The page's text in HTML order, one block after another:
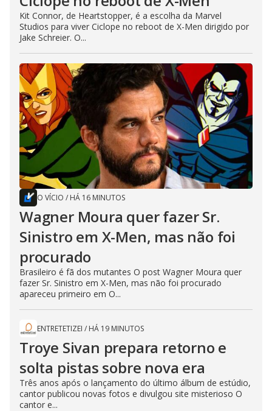
Kit Connor, de Heartstopper, é a escolha da Marvel
Studios para viver Ciclope no reboot de X-Men dirigido por
Jake Schreier. O...
O VÍCIO / HÁ 16 MINUTOS
Wagner Moura quer fazer Sr.
Sinistro em X-Men, mas não foi
procurado
Brasileiro é fã dos mutantes O post Wagner Moura quer
fazer Sr. Sinistro em X-Men, mas não foi procurado
apareceu primeiro em O...
ENTRETETIZEI / HÁ 19 MINUTOS
Troye Sivan prepara retorno e
solta pistas sobre nova era
Três anos após o lançamento do último álbum de estúdio,
cantor publicou novas fotos e divulgou site misterioso O
cantor e...